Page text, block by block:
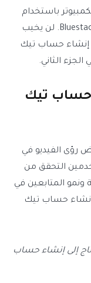
باستخدام
Bluestacks ،حاول استخدام التطبيق عبر Bluestacks. لن يخيب
إنشاء حساب تيك
الثاني.
حساب تيك
رؤى الفيديو في
للمستخدمين التحقق من
ونمو المتابعين في
حساب تيك
إلى إنشاء حساب